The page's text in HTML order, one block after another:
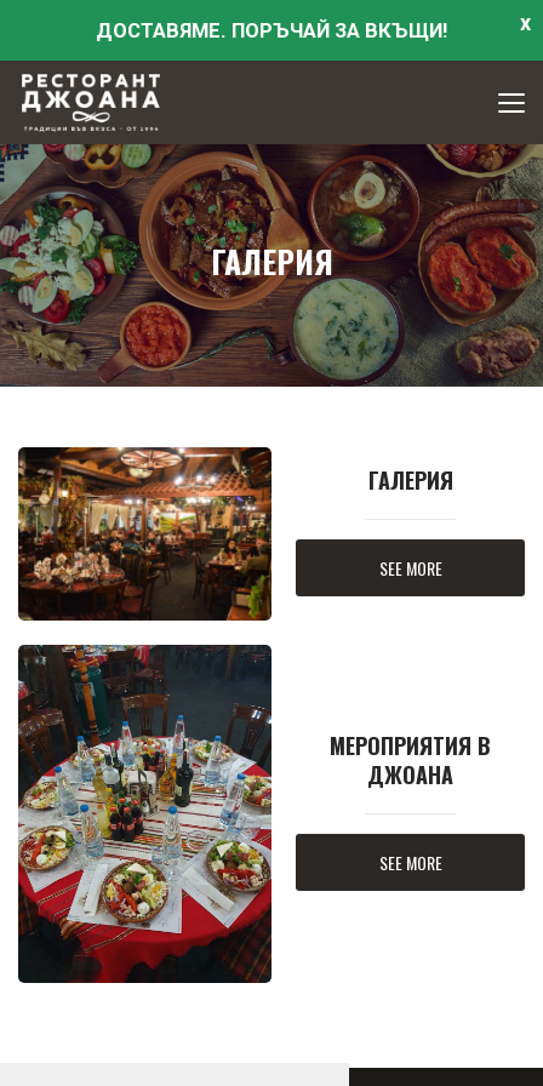
x
ДОСТАВЯМЕ. ПОРЪЧАЙ ЗА ВКЪЩИ!
ГАЛЕРИЯ
ГАЛЕРИЯ
SEE MORE
МЕРОПРИЯТИЯ В
ДЖОАНА
SEE MORE